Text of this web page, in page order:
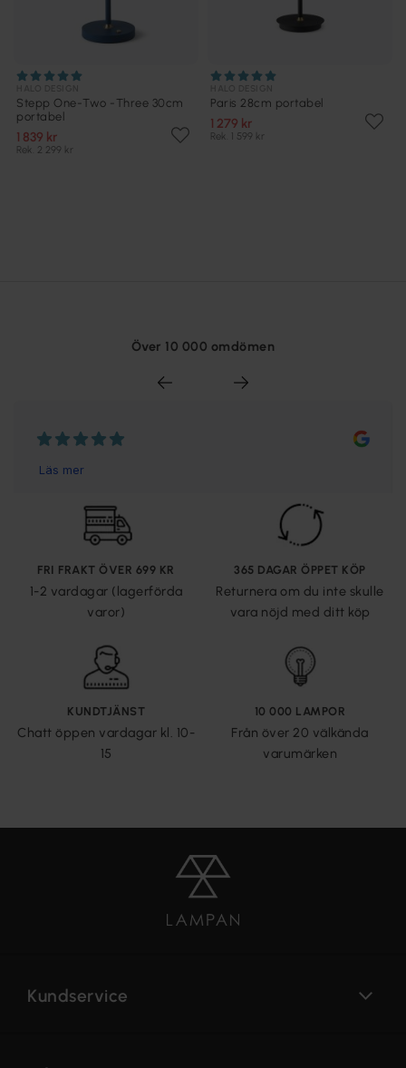
Stepp One-Two -Three 30cm
portabel
1 839 kr
Rek. 2 299 kr
Paris 28cm portabel
1 279 kr
Rek. 1 599 kr
Över 10 000 omdömen
FRI FRAKT ÖVER 699 KR
1-2 vardagar (lagerförda
varor)
365 DAGAR ÖPPET KÖP
Returnera om du inte skulle
vara nöjd med ditt köp
KUNDTJÄNST
Chatt öppen vardagar kl. 10-
15
10 000 LAMPOR
Från över 20 välkända
varumärken
Kundservice